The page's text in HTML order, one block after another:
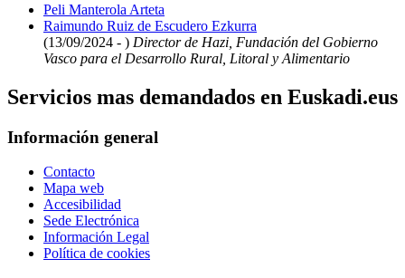
Peli Manterola Arteta
Raimundo Ruiz de Escudero Ezkurra
(13/09/2024 - ) Director de Hazi, Fundación del Gobierno
Vasco para el Desarrollo Rural, Litoral y Alimentario
Servicios mas demandados en Euskadi.eus
Información general
Contacto
Mapa web
Accesibilidad
Sede Electrónica
Información Legal
Política de cookies